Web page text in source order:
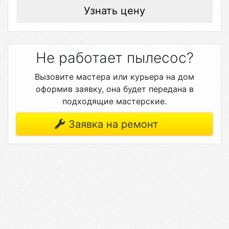
Узнать цену
Не работает пылесос?
Вызовите мастера или курьера на дом
оформив заявку, она будет передана в
подходящие мастерские.
Заявка на ремонт